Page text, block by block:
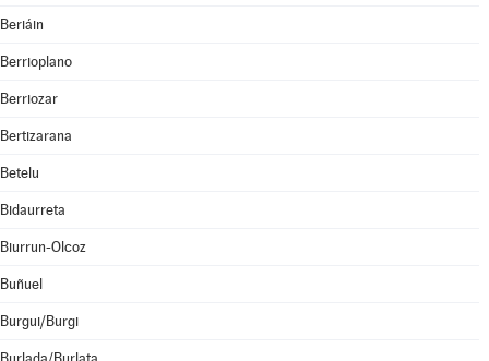
Beriáin
Berrioplano
Berriozar
Bertizarana
Betelu
Bidaurreta
Biurrun-Olcoz
Buñuel
Burgui/Burgi